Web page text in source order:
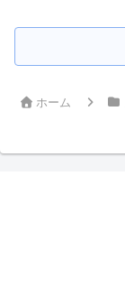
ホーム